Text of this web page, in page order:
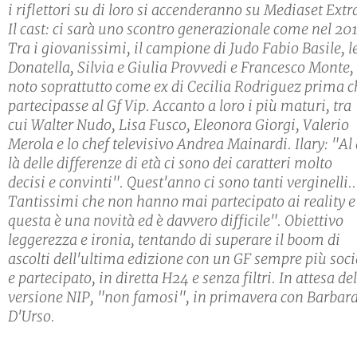
i riflettori su di loro si accenderanno su Mediaset
Il cast: ci sarà uno scontro generazionale come nel
Tra i giovanissimi, il campione di Judo Fabio Basile,
Donatella, Silvia e Giulia Provvedi e Francesco Monte,
noto soprattutto come ex di Cecilia Rodriguez prima
partecipasse al Gf Vip. Accanto a loro i più maturi, tra
cui Walter Nudo, Lisa Fusco, Eleonora Giorgi, Valerio
Merola e lo chef televisivo Andrea Mainardi. Ilary: "Al
là delle differenze di età ci sono dei caratteri molto
decisi e convinti". Quest'anno ci sono tanti
Tantissimi che non hanno mai partecipato ai reality e
questa è una novità ed è davvero difficile". Obiettivo
leggerezza e ironia, tentando di superare il boom di
ascolti dell'ultima edizione con un GF sempre più
e partecipato, in diretta H24 e senza filtri. In attesa
versione NIP, "non famosi", in primavera con
D'Urso.